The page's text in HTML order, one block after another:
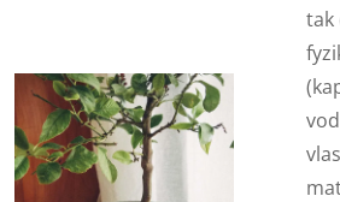
tak